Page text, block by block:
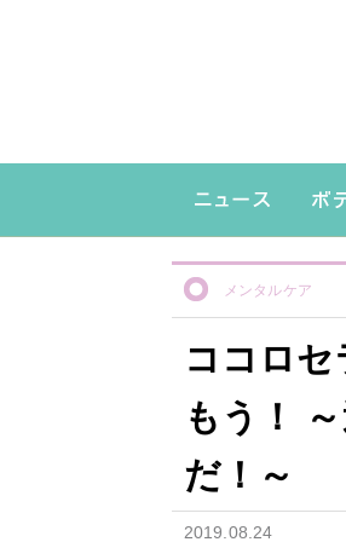
メンタルケア
ココロ
もう！
だ！～
2019.08.24